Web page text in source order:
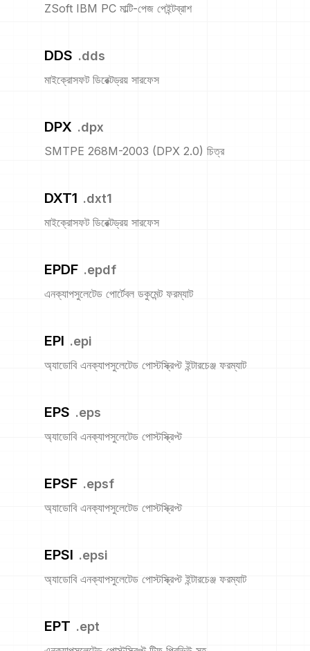
ZSoft IBM PC মাল্টি-পেজ পেইন্টব্রাশ
DDS .dds
মাইক্রোসফট ডিরেক্টড্রয় সারফেস
DPX .dpx
SMTPE 268M-2003 (DPX 2.0) চিত্র
DXT1 .dxt1
মাইক্রোসফট ডিরেক্টড্রয় সারফেস
EPDF .epdf
এনক্যাপসুলেটেড পোর্টেবল ডকুমেন্ট ফরম্যাট
EPI .epi
অ্যাডোবি এনক্যাপসুলেটেড পোস্টস্ক্রিপ্ট ইন্টারচেঞ্জ ফরম্যাট
EPS .eps
অ্যাডোবি এনক্যাপসুলেটেড পোস্টস্ক্রিপ্ট
EPSF .epsf
অ্যাডোবি এনক্যাপসুলেটেড পোস্টস্ক্রিপ্ট
EPSI .epsi
অ্যাডোবি এনক্যাপসুলেটেড পোস্টস্ক্রিপ্ট ইন্টারচেঞ্জ ফরম্যাট
EPT .ept